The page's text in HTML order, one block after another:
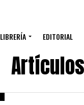
LIBRERÍA EDITORIAL